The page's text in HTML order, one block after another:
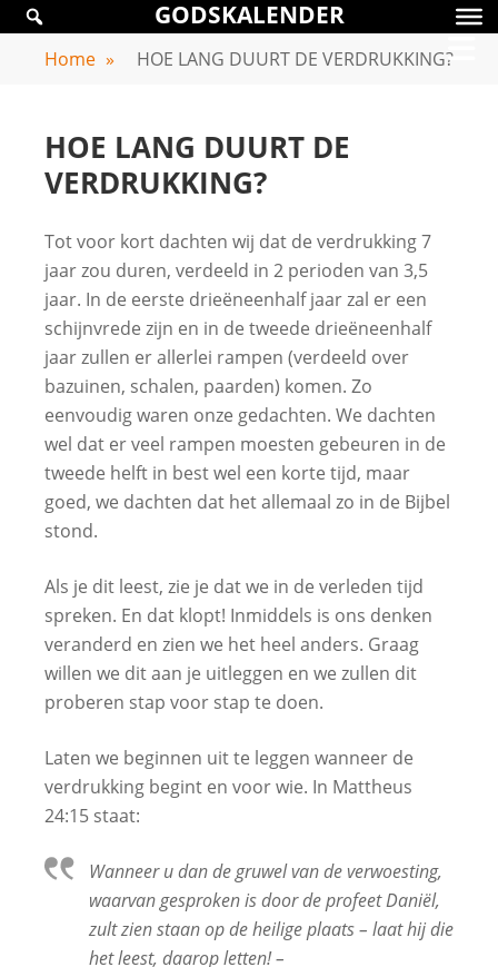
Skip
content
GODSKALENDER
GODSKALENDER
Home » HOE LANG DUURT DE VERDRUKKING?
HOE LANG DUURT DE
VERDRUKKING?
Tot voor kort dachten wij dat de verdrukking 7
jaar zou duren, verdeeld in 2 perioden van 3,5
jaar. In de eerste drieëneenhalf jaar zal er een
schijnvrede zijn en in de tweede drieëneenhalf
jaar zullen er allerlei rampen (verdeeld over
bazuinen, schalen, paarden) komen. Zo
eenvoudig waren onze gedachten. We dachten
wel dat er veel rampen moesten gebeuren in de
tweede helft in best wel een korte tijd, maar
goed, we dachten dat het allemaal zo in de Bijbel
stond.
Als je dit leest, zie je dat we in de verleden tijd
spreken. En dat klopt! Inmiddels is ons denken
veranderd en zien we het heel anders. Graag
willen we dit aan je uitleggen en we zullen dit
proberen stap voor stap te doen.
Laten we beginnen uit te leggen wanneer de
verdrukking begint en voor wie. In Mattheus
24:15 staat:
Wanneer u dan de gruwel van de verwoesting,
waarvan gesproken is door de profeet Daniël,
zult zien staan op de heilige plaats – laat hij die
het leest, daarop letten! –